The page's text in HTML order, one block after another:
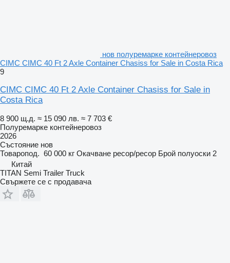
нов полуремарке контейнеровоз
CIMC CIMC 40 Ft 2 Axle Container Chasiss for Sale in Costa Rica
9
CIMC CIMC 40 Ft 2 Axle Container Chasiss for Sale in
Costa Rica
8 900 щ.д. ≈ 15 090 лв. ≈ 7 703 €
Полуремарке контейнеровоз
2026
Състояние нов
Товаропод. 60 000 кг Окачване ресор/ресор Брой полуоски 2
Китай
TITAN Semi Trailer Truck
Свържете се с продавача